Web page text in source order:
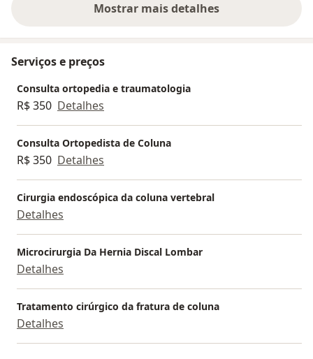
Mostrar mais detalhes
sobre a experiência
Serviços e preços
Consulta ortopedia e traumatologia
R$ 350 Detalhes
Consulta Ortopedista de Coluna
R$ 350 Detalhes
Cirurgia endoscópica da coluna vertebral
Detalhes
Microcirurgia Da Hernia Discal Lombar
Detalhes
Tratamento cirúrgico da fratura de coluna
Detalhes